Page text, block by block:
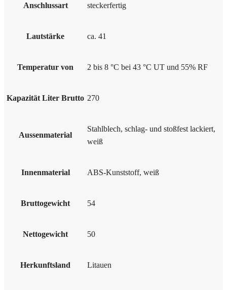
Anschlussart steckerfertig
Lautstärke ca. 41
Temperatur von 2 bis 8 °C bei 43 °C UT und 55% RF
Kapazität Liter Brutto 270
Aussenmaterial
Stahlblech, schlag- und stoßfest lackiert,
weiß
Innenmaterial ABS-Kunststoff, weiß
Bruttogewicht 54
Nettogewicht 50
Herkunftsland Litauen